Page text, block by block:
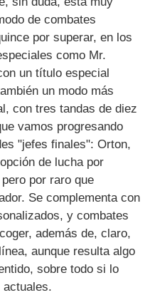
de combates
por superar, en los
como Mr.
un título especial
un modo más
con tres tandas de diez
vamos progresando
"jefes finales": Orton,
de lucha por
por raro que
Se complementa con
y combates
además de, claro,
aunque resulta algo
sobre todo si lo
actuales.